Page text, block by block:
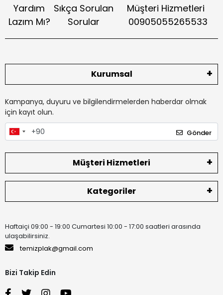
Yardım
Lazım Mı?
Sıkça Sorulan
Sorular
Müşteri Hizmetleri
00905055265533
Kurumsal
Kampanya, duyuru ve bilgilendirmelerden haberdar olmak
için kayıt olun.
Gönder
Müşteri Hizmetleri
Kategoriler
Haftaiçi 09:00 - 19:00 Cumartesi 10:00 - 17:00 saatleri arasında
ulaşabilirsiniz.
temizplak@gmail.com
Bizi Takip Edin